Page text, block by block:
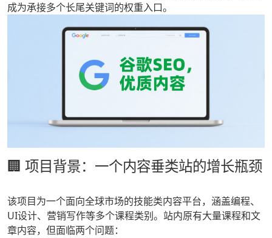
成为承接多个长尾关键词的权重入口。
🏢 项目背景：一个内容垂类站的增长瓶颈
该项目为一个面向全球市场的技能类内容平台，涵盖编程、
UI设计、营销写作等多个课程类别。站内原有大量课程和文
章内容，但面临两个问题：